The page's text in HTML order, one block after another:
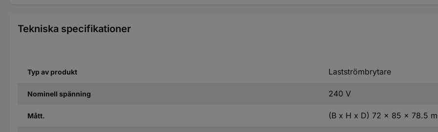
Tekniska specifikationer
Typ av produkt Lastströmbrytare
Nominell spänning 240 V
Mått. (B x H x D) 72 x 85 x 78.5